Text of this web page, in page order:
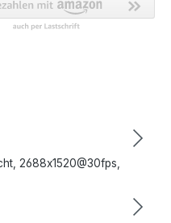
2688x1520@30fps,